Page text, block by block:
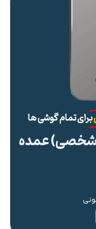
برای تمام گوشی ها
شخصی) عمده